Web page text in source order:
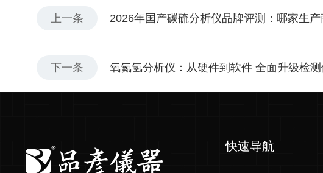
上一条 2026年国产碳硫分析仪品牌评测：哪家生产
下一条 氧氮氢分析仪：从硬件到软件 全面升级检测
快速导航